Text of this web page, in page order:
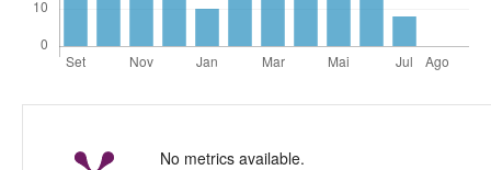
No metrics available.